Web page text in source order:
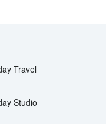
Travel
Studio